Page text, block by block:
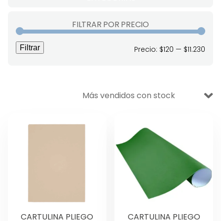
VENTA BODEGA
DESECHABLES
Oficina
FILTRAR POR PRECIO
Filtrar Precio: $120 — $11.230
CARTULINA PLIEGO
CARTULINA PLIEGO